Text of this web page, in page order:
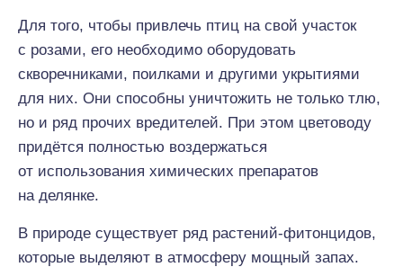
Для того, чтобы привлечь птиц на свой участок
с розами, его необходимо оборудовать
скворечниками, поилками и другими укрытиями
для них. Они способны уничтожить не только тлю,
но и ряд прочих вредителей. При этом цветоводу
придётся полностью воздержаться
от использования химических препаратов
на делянке.
В природе существует ряд растений-фитонцидов,
которые выделяют в атмосферу мощный запах.